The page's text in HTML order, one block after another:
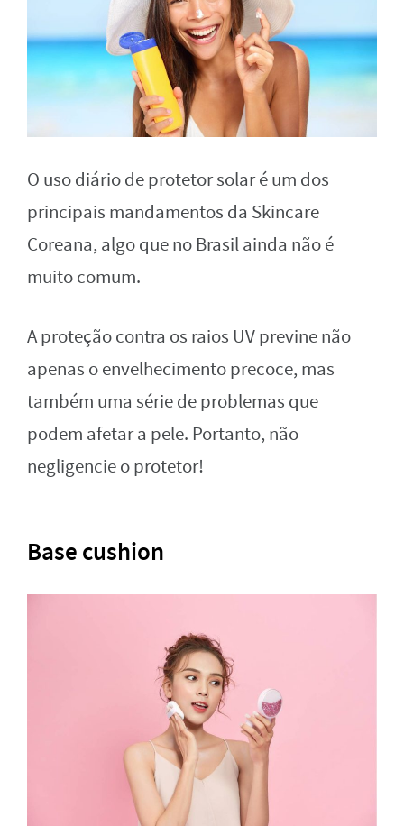
O uso diário de protetor solar é um dos
principais mandamentos da Skincare
Coreana, algo que no Brasil ainda não é
muito comum.
A proteção contra os raios UV previne não
apenas o envelhecimento precoce, mas
também uma série de problemas que
podem afetar a pele. Portanto, não
negligencie o protetor!
Base cushion